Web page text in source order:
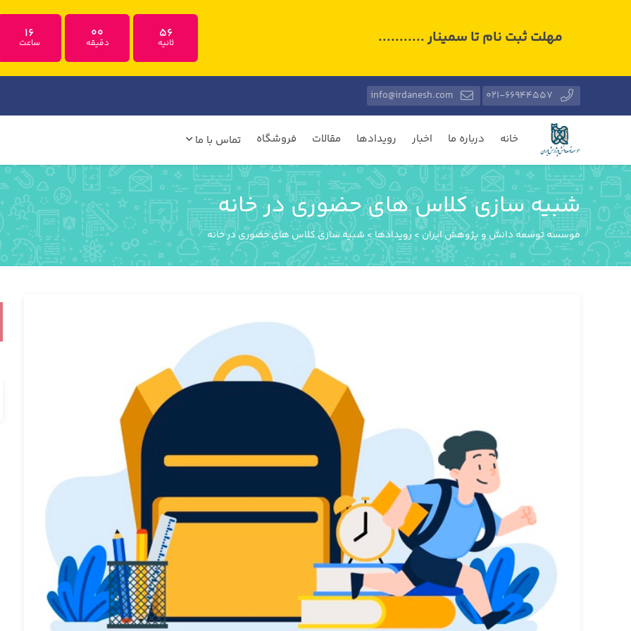
مهلت ثبت نام تا سمینار ........... 16
ساعت
00
دقیقه
55
ثانیه
021-66944557
info@irdanesh.com
خانه درباره ما اخبار رویدادها مقالات فروشگاه تماس با ما
شبیه سازی کلاس های حضوری در خانه
موسسه توسعه دانش و پژوهش ایران>رویدادها> شبیه سازی کلاس های حضوری در خانه